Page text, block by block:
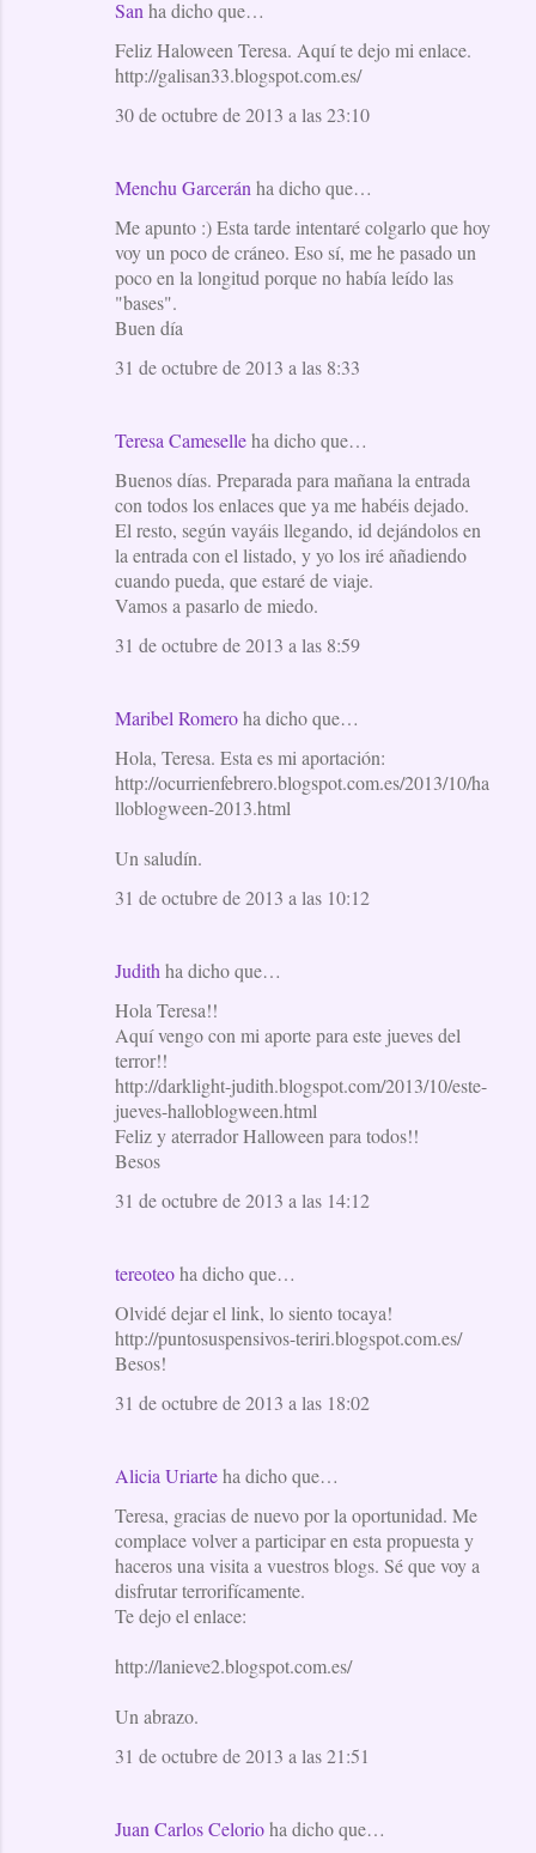
San ha dicho que…
Feliz Haloween Teresa. Aquí te dejo mi enlace.
http://galisan33.blogspot.com.es/
30 de octubre de 2013 a las 23:10
Menchu Garcerán ha dicho que…
Me apunto :) Esta tarde intentaré colgarlo que hoy
voy un poco de cráneo. Eso sí, me he pasado un
poco en la longitud porque no había leído las
"bases".
Buen día
31 de octubre de 2013 a las 8:33
Teresa Cameselleha dicho que…
Buenos días. Preparada para mañana la entrada
con todos los enlaces que ya me habéis dejado.
El resto, según vayáis llegando, id dejándolos en
la entrada con el listado, y yo los iré añadiendo
cuando pueda, que estaré de viaje.
Vamos a pasarlo de miedo.
31 de octubre de 2013 a las 8:59
Maribel Romeroha dicho que…
Hola, Teresa. Esta es mi aportación:
http://ocurrienfebrero.blogspot.com.es/2013/10/ha
lloblogween-2013.html
Un saludín.
31 de octubre de 2013 a las 10:12
Judith ha dicho que…
Hola Teresa!!
Aquí vengo con mi aporte para este jueves del
terror!!
http://darklight-judith.blogspot.com/2013/10/este-
jueves-halloblogween.html
Feliz y aterrador Halloween para todos!!
Besos
31 de octubre de 2013 a las 14:12
tereoteoha dicho que…
Olvidé dejar el link, lo siento tocaya!
http://puntosuspensivos-teriri.blogspot.com.es/
Besos!
31 de octubre de 2013 a las 18:02
Alicia Uriarteha dicho que…
Teresa, gracias de nuevo por la oportunidad. Me
complace volver a participar en esta propuesta y
haceros una visita a vuestros blogs. Sé que voy a
disfrutar terrorifícamente.
Te dejo el enlace:
http://lanieve2.blogspot.com.es/
Un abrazo.
31 de octubre de 2013 a las 21:51
Juan Carlos Celorioha dicho que…